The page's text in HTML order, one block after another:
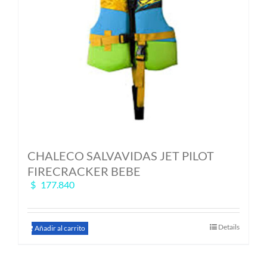
CHALECO SALVAVIDAS JET PILOT
FIRECRACKER BEBE
$ 177.840
Añadir al carrito Details